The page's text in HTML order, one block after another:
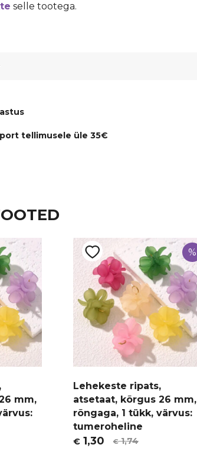
selle tootega.
nailon
tellimusele üle 35€
mm,
%
Lehekeste ripats,
atsetaat, kõrgus 26 mm,
rõngaga, 1 tükk, värvus:
tumeroheline
€1,74
Algne
€ 1,30
Current